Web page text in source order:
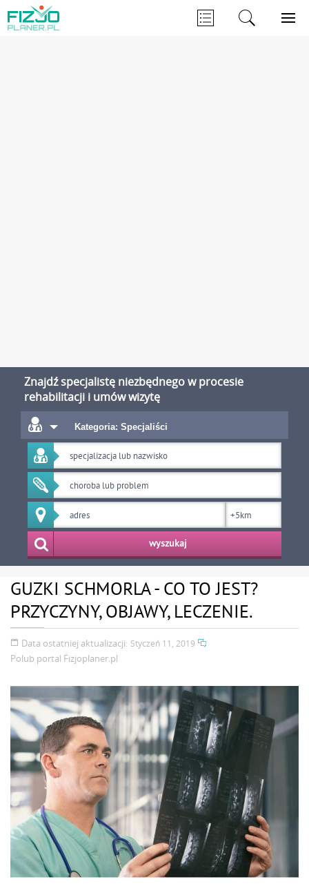
Znajdź specjalistę niezbędnego w procesie
rehabilitacji i umów wizytę
Kategoria: Specjaliści
wyszukaj
GUZKI SCHMORLA - CO TO JEST?
PRZYCZYNY, OBJAWY, LECZENIE.
Data ostatniej aktualizacji: Styczeń 11, 2019
Polub portal Fizjoplaner.pl